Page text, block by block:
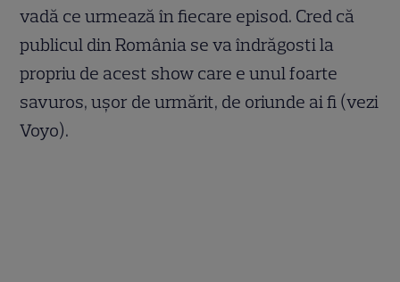
vadă ce urmează în fiecare episod. Cred că
publicul din România se va îndrăgosti la
propriu de acest show care e unul foarte
savuros, ușor de urmărit, de oriunde ai fi (vezi
Voyo).